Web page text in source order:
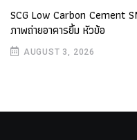
SCG Low Carbon Cement
ภาพถ่ายอาคารยิ้ม หัวข้อ
AUGUST 3, 2026